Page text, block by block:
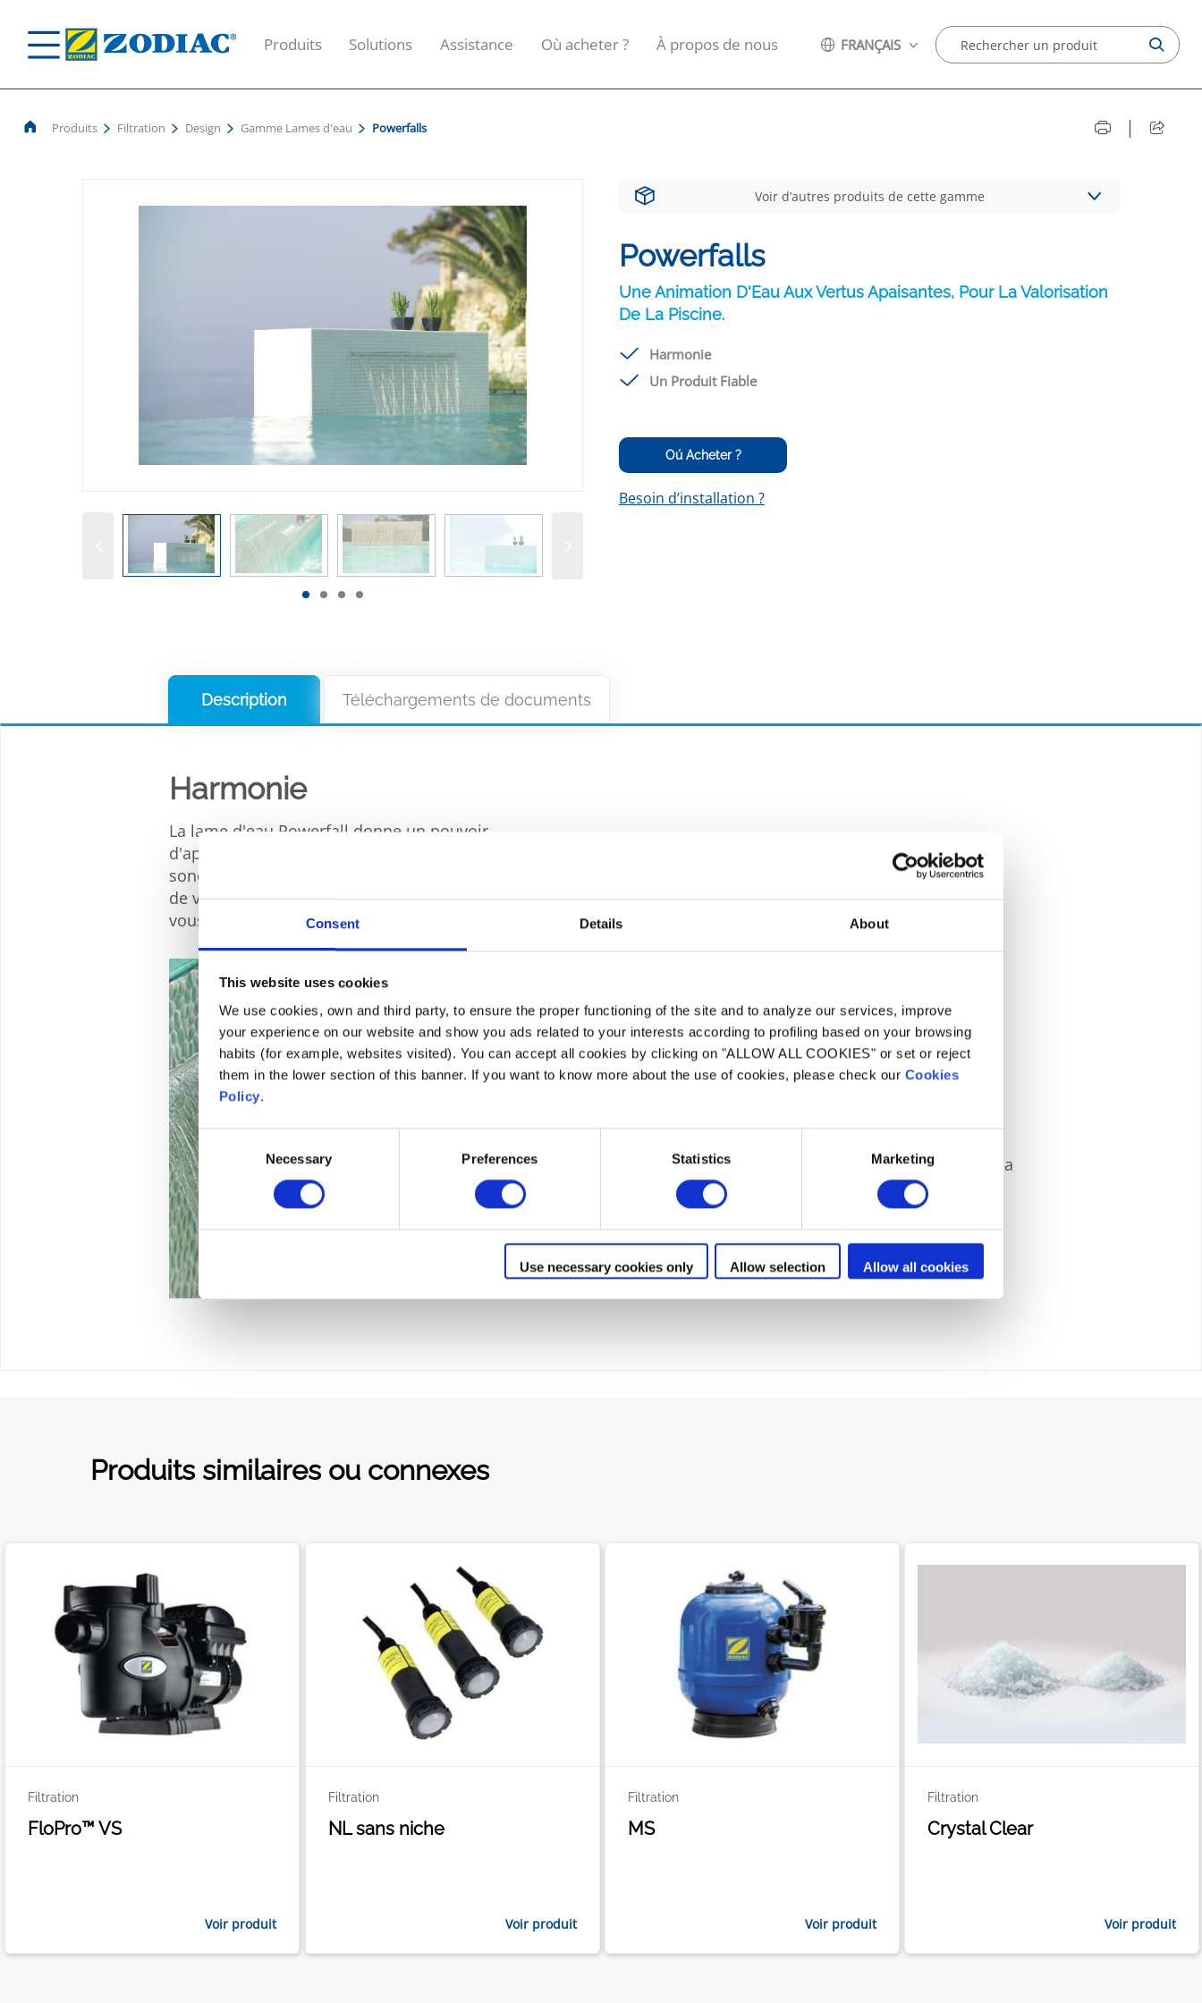
Consent Details About
This website uses cookies
We use cookies, own and third party, to ensure the proper functioning of the site and to analyze our services, improve
your experience on our website and show you ads related to your interests according to profiling based on your browsing
habits (for example, websites visited). You can accept all cookies by clicking on "ALLOW ALL COOKIES" or set or reject
them in the lower section of this banner. If you want to know more about the use of cookies, please check our Cookies
Policy.
Consent
Selection
Necessary Preferences Statistics Marketing
Use necessary cookies only Allow selection Allow all cookies
Produits Solutions Assistance Où acheter ? À propos de nous FRANÇAIS
Produits Filtration Design Gamme Lames d'eau Powerfalls |
Voir d’autres produits de cette gamme
Powerfalls
Une Animation D'Eau Aux Vertus Apaisantes, Pour La Valorisation
De La Piscine.
Harmonie
Un Produit Fiable
Oú Acheter ?
Besoin d’installation ?
Description
Harmonie
La lame d'eau Powerfall donne un pouvoir
d'apaisement à votre piscine, par ses effets
sonores et sa capacité hydromassante. Elle permet
de valoriser votre bassin, sublimer votre piscine et
vous procurer sérénité et bien-être.
Un Produit Fiable
cascade en ABS. Sa résistance est garantie par sa
crépine brevetée X-Baffle.
Téléchargements de documents
Produits similaires ou connexes
Filtration
FloPro™ VS
Voir produit
Filtration
NL sans niche
Voir produit
Filtration
MS
Voir produit
Filtration
Crystal Clear
Voir produit